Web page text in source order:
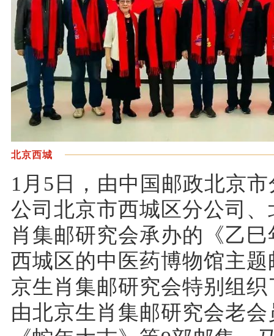
北京西城
1月5日，由中国邮政北京
公司北京市西城区分公司
肖集邮研究会承办的《乙
西城区的中医药博物馆主
京生肖集邮研究会特别组
由北京生肖集邮研究会老